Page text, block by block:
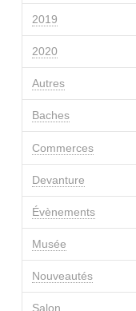
2019
2020
Autres
Baches
Commerces
Devanture
Évènements
Musée
Nouveautés
Salon